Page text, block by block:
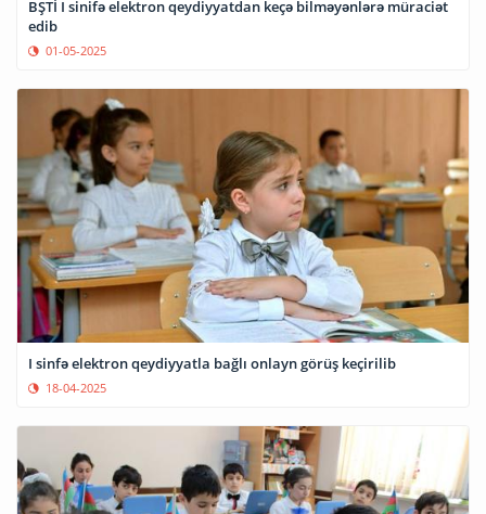
BŞTİ I sinifə elektron qeydiyyatdan keçə bilməyənlərə müraciət
edib
01-05-2025
I sinfə elektron qeydiyyatla bağlı onlayn görüş keçirilib
18-04-2025